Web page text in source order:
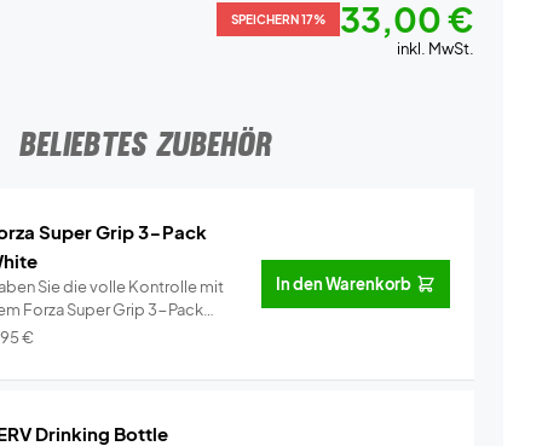
SPEICHERN 17% 33,00 €
inkl. MwSt.
BELIEBTES ZUBEHÖR
Super Grip 3-Pack
Sie die volle Kontrolle mit
Forza Super Grip 3-Pack
€
In den Warenkorb
Drinking Bottle